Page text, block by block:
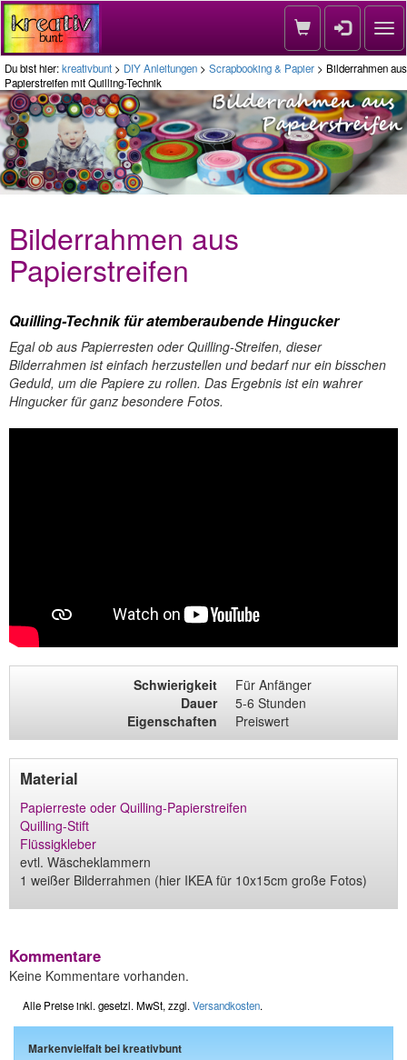
Du bist hier:kreativbunt > DIY Anleitungen > Scrapbooking & Papier > Bilderrahmen aus
Papierstreifen mit Quilling-Technik
Bilderrahmen aus
Papierstreifen
Quilling-Technik für atemberaubende Hingucker
Egal ob aus Papierresten oder Quilling-Streifen, dieser
Bilderrahmen ist einfach herzustellen und bedarf nur ein bisschen
Geduld, um die Papiere zu rollen. Das Ergebnis ist ein wahrer
Hingucker für ganz besondere Fotos.
Schwierigkeit
Für Anfänger
Dauer
5-6 Stunden
Eigenschaften
Preiswert
Material
Papierreste oder Quilling-Papierstreifen
Quilling-Stift
Flüssigkleber
evtl. Wäscheklammern
1 weißer Bilderrahmen (hier IKEA für 10x15cm große Fotos)
Kommentare
Keine Kommentare vorhanden.
Alle Preise inkl. gesetzl. MwSt, zzgl. Versandkosten.
Markenvielfalt bei kreativbunt